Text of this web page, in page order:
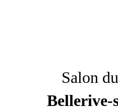
Salon